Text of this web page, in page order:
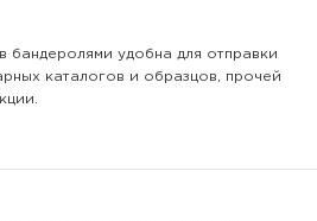
бандеролями удобна для отправки
каталогов и образцов, прочей